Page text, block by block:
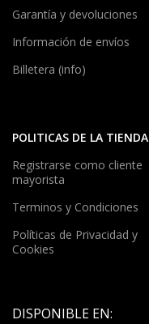
Garantía y devoluciones
Información de envíos
Billetera (info)
POLITICAS DE LA TIENDA
Registrarse como cliente
mayorista
Terminos y Condiciones
Políticas de Privacidad y
Cookies
DISPONIBLE EN: